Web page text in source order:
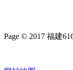
Page © 2017 福建